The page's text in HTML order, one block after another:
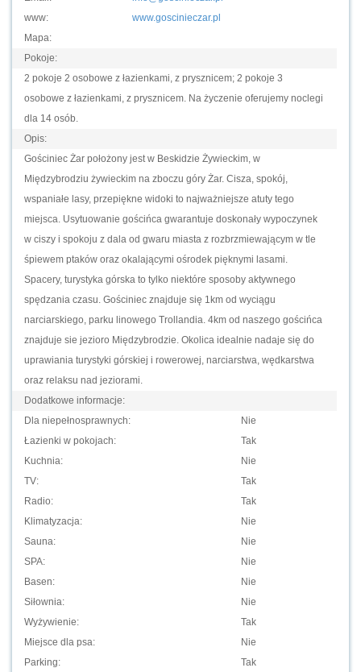
www:
www.goscinieczar.pl
Mapa:
Pokoje:
2 pokoje 2 osobowe z łazienkami, z prysznicem; 2 pokoje 3
osobowe z łazienkami, z prysznicem. Na życzenie oferujemy noclegi
dla 14 osób.
Opis:
Gościniec Żar położony jest w Beskidzie Żywieckim, w
Międzybrodziu żywieckim na zboczu góry Żar. Cisza, spokój,
wspaniałe lasy, przepiękne widoki to najważniejsze atuty tego
miejsca. Usytuowanie gościńca gwarantuje doskonały wypoczynek
w ciszy i spokoju z dala od gwaru miasta z rozbrzmiewającym w tle
śpiewem ptaków oraz okalającymi ośrodek pięknymi lasami.
Spacery, turystyka górska to tylko niektóre sposoby aktywnego
spędzania czasu. Gościniec znajduje się 1km od wyciągu
narciarskiego, parku linowego Trollandia. 4km od naszego gościńca
znajduje sie jezioro Międzybrodzie. Okolica idealnie nadaje się do
uprawiania turystyki górskiej i rowerowej, narciarstwa, wędkarstwa
oraz relaksu nad jeziorami.
Dodatkowe informacje:
Dla niepełnosprawnych:
Nie
Łazienki w pokojach:
Tak
Kuchnia:
Nie
TV:
Tak
Radio:
Tak
Klimatyzacja:
Nie
Sauna:
Nie
SPA:
Nie
Basen:
Nie
Siłownia:
Nie
Wyżywienie:
Tak
Miejsce dla psa:
Nie
Parking:
Tak